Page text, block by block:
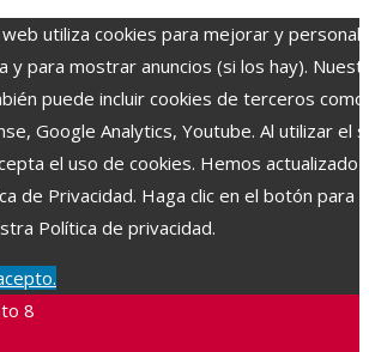
utiliza cookies para mejorar y
y para mostrar anuncios (si los hay).
puede incluir cookies de terceros como
Google Analytics, Youtube. Al utilizar el
el uso de cookies. Hemos actualizado
de Privacidad. Haga clic en el botón para
Política de privacidad.
8